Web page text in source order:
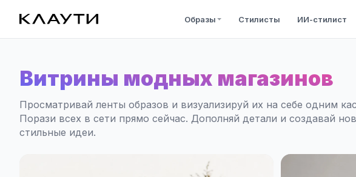
Образы Стилисты ИИ-стилист
Витрины модных магазинов
Просматривай ленты образов и визуализируй их на себе одним
Порази всех в сети прямо сейчас. Дополняй детали и создавай
стильные идеи.